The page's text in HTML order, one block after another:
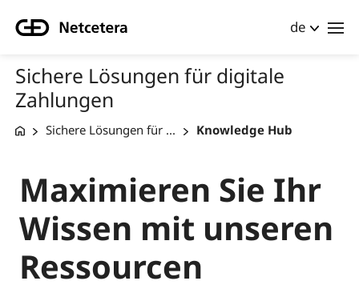
de
Sichere Lösungen für digitale
Zahlungen
Sichere Lösungen für ... Knowledge Hub
Maximieren Sie Ihr
Wissen mit unseren
Ressourcen